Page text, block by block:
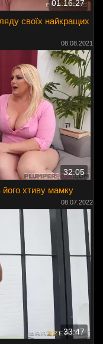
01:16:27
своїх найкращих
08.08.2021
32:05
його хтиву мамку
08.07.2022
33:47